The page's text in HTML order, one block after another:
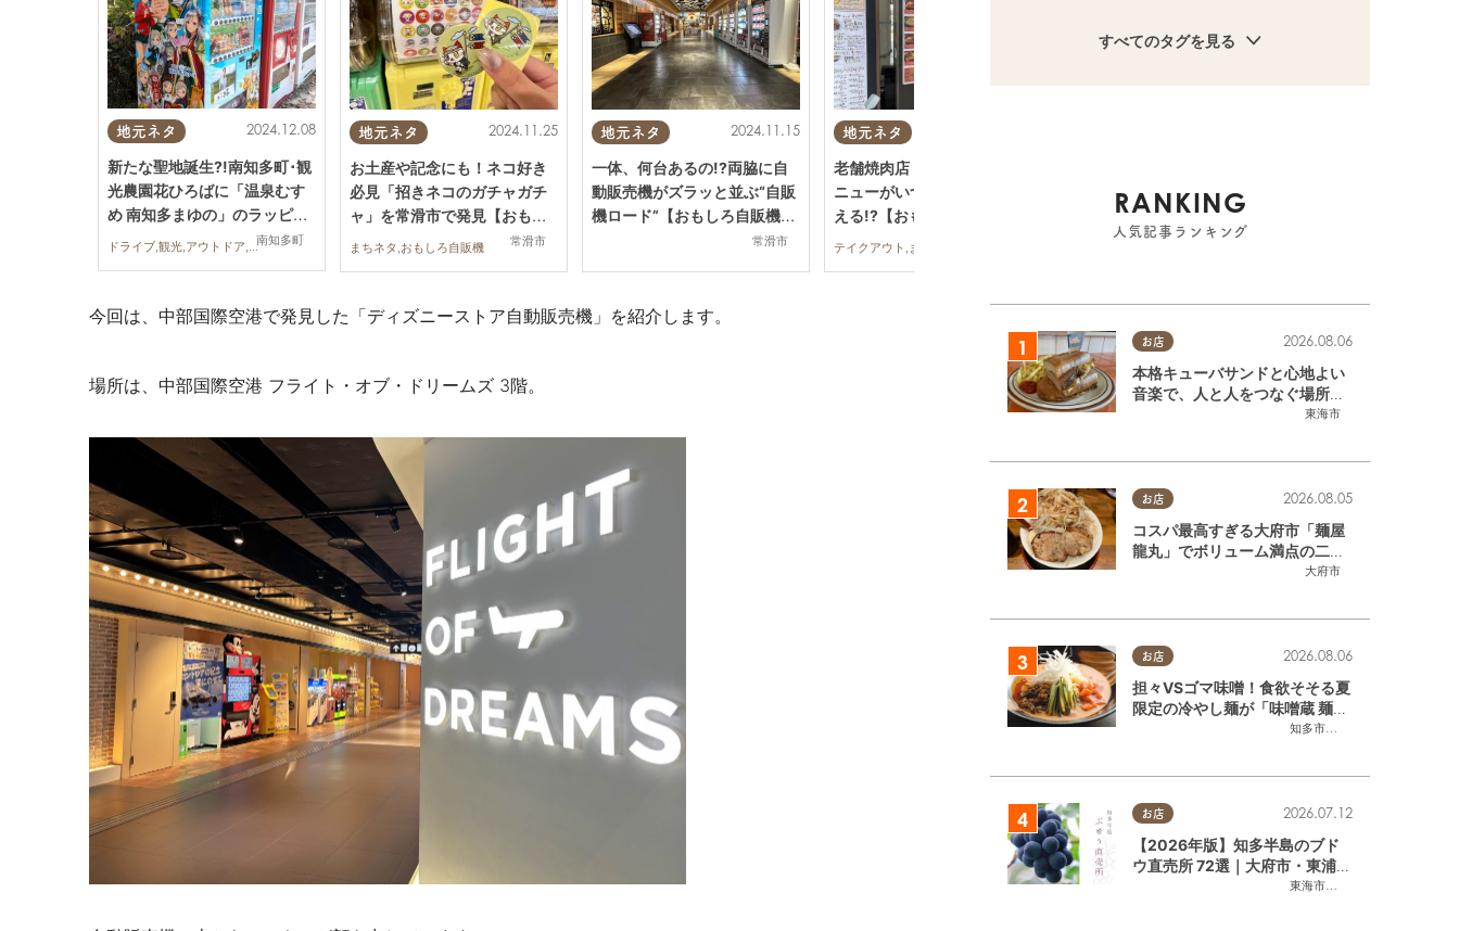
地元ネタ
南知多町
2024.12.08
新たな聖地誕生?!南知多町･観
光農園花ひろばに「温泉むす
め 南知多まゆの」のラッピン
グ自動販売機が！【おもしろ
ドライブ,観光,アウトドア,おもしろ自販機
地元ネタ
常滑市
2024.11.25
お土産や記念にも！ネコ好き
必見「招きネコのガチャガチ
ャ」を常滑市で発見【おもし
ろ自販機#51】
まちネタ,おもしろ自販機
地元ネタ
常滑市
2024.11.15
一体、何台あるの!?両脇に自
動販売機がズラッと並ぶ“自販
機ロード”【おもしろ自販機#5
地元ネタ
老舗焼肉店「久鐵」の人気メ
ニューがいつでも自宅で味わ
える!?【おもしろ自販機#5
0】
SNSで話題!?超レアな「氷点
今回は、中部国際空港で発見した「ディズニーストア自動販売機」を紹介します。
場所は、中部国際空港 フライト・オブ・ドリームズ 3階。
すべてのタグを見る
RANKING
人気記事ランキング
お店
東海市
2026.08.06
本格キューバサンドと心地よい
音楽で、人と人をつなぐ場所。
東海市「JAMMIN'STANDHOU
お店
大府市
2026.08.05
コスパ最高すぎる大府市「麺屋
龍丸」でボリューム満点の二郎
系ラーメンを堪能してきた
お店
知多市
,半田市
2026.08.06
担々VSゴマ味噌！食欲そそる夏
限定の冷やし麺が「味噌蔵 麺四
朗 半田店・知多店」で登場／ち
お店
東海市
,大府市
2026.07.12
【2026年版】知多半島のブド
ウ直売所 72選｜大府市・東浦町
ほかエリア別に一挙紹介